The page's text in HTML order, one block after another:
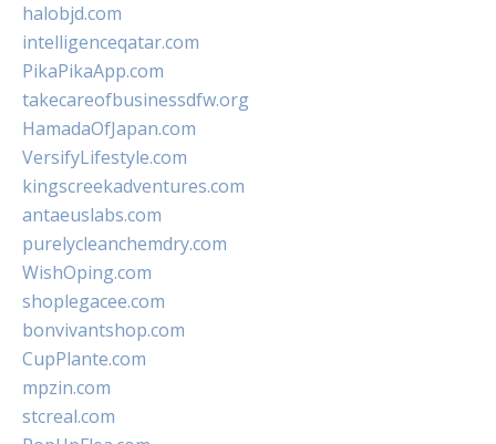
halobjd.com
intelligenceqatar.com
PikaPikaApp.com
takecareofbusinessdfw.org
HamadaOfJapan.com
VersifyLifestyle.com
kingscreekadventures.com
antaeuslabs.com
purelycleanchemdry.com
WishOping.com
shoplegacee.com
bonvivantshop.com
CupPlante.com
mpzin.com
stcreal.com